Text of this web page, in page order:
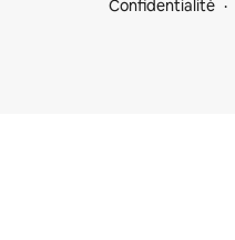
Confidentialité